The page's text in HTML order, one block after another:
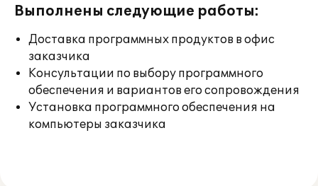
Выполнены следующие работы:
Доставка программных продуктов в офис
заказчика
Консультации по выбору программного
обеспечения и вариантов его сопровождения
Установка программного обеспечения на
компьютеры заказчика